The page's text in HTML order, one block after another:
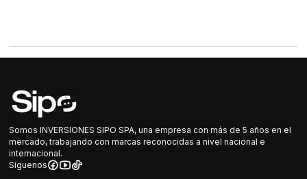
Somos INVERSIONES SIPO SPA, una empresa con más de 5 años en el
mercado, trabajando con marcas reconocidas a nivel nacional e
internacional.
Síguenos